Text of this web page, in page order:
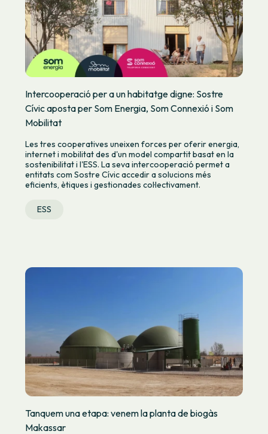
Intercooperació per a un habitatge digne: Sostre
Cívic aposta per Som Energia, Som Connexió i Som
Mobilitat
Les tres cooperatives uneixen forces per oferir energia,
internet i mobilitat des d'un model compartit basat en la
sostenibilitat i l'ESS. La seva intercooperació permet a
entitats com Sostre Cívic accedir a solucions més
eficients, ètiques i gestionades col·lectivament.
ESS
Tanquem una etapa: venem la planta de biogàs
Makassar